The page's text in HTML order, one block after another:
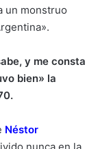
un monstruo
y me consta
bien» la
Néstor